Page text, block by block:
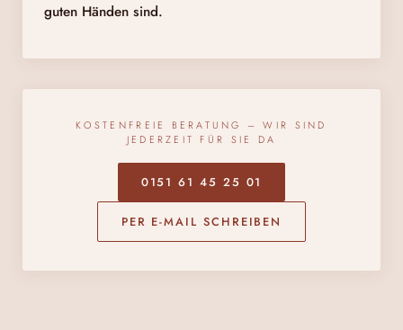
guten Händen sind.
KOSTENFREIE BERATUNG – WIR SIND
JEDERZEIT FÜR SIE DA
0151 61 45 25 01
PER E-MAIL SCHREIBEN